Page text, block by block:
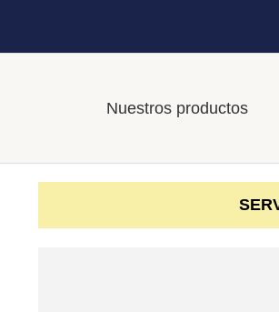
Nuestros productos